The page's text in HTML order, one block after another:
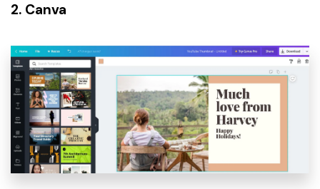
2. Canva